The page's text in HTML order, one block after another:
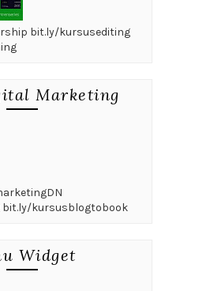
bit.ly/kursusediting
Marketing
bit.ly/kursusblogtobook
Widget